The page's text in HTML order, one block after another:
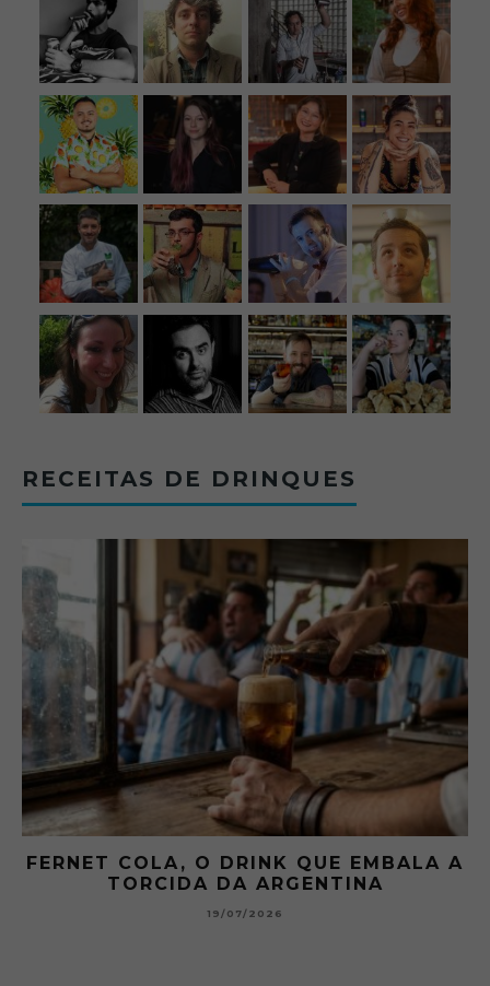
RECEITAS DE DRINQUES
FERNET COLA, O DRINK QUE EMBALA A
TORCIDA DA ARGENTINA
19/07/2026